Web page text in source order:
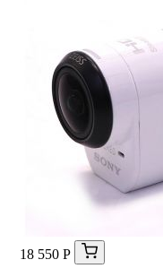
18 550 Р